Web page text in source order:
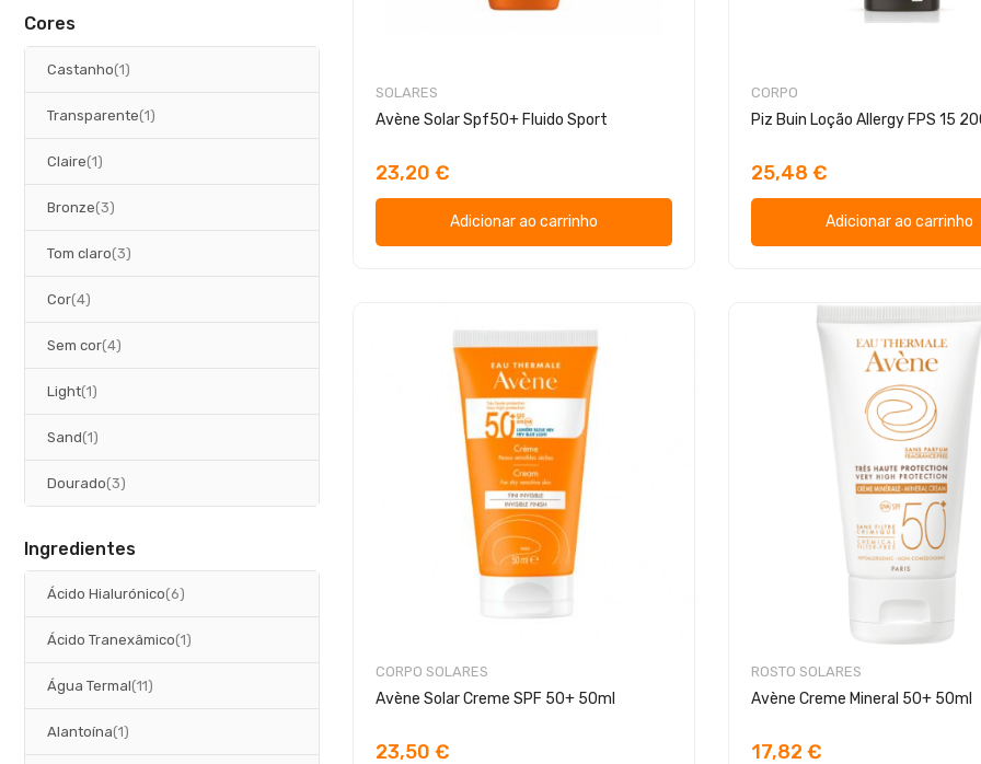
SOLARES
Avène Solar Spf50+ Fluido Sport
23,20 €
Adicionar ao carrinho
CORPO
Piz Buin Loção Allergy FPS 15
25,48 €
Adicionar ao carrinho
CORPO SOLARES
Avène Solar Creme SPF 50+ 50ml
23,50 €
ROSTO SOLARES
Avène Creme Mineral 50+ 50ml
17,82 €
o
Cores
Castanho 1
artigo
Transparente 1
artigo
Claire 1
artigo
Bronze 3
artigos
Tom claro 3
artigos
Cor 4
artigos
Sem cor 4
artigos
Light 1
artigo
Sand 1
artigo
Dourado 3
artigos
Ingredientes
Ácido Hialurónico 6
artigos
Ácido Tranexâmico 1
artigo
Água Termal 11
artigos
Alantoína 1
artigo